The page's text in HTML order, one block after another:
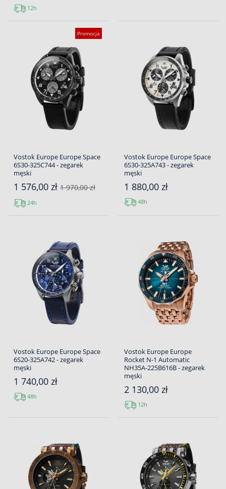
12h
Promocja
Vostok Europe Europe Space
6S30-325C744 - zegarek
męski
1 576,00 zł 1 970,00 zł
24h
Vostok Europe Europe Space
6S30-325A743 - zegarek
męski
1 880,00 zł
48h
Vostok Europe Europe Space
6S20-325A742 - zegarek
męski
1 740,00 zł
48h
Vostok Europe Europe
Rocket N-1 Automatic
NH35A-225B616B - zegarek
męski
2 130,00 zł
12h